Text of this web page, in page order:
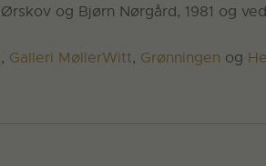
og Bjørn Nørgård, 1981 og
, Galleri MøllerWitt, Grønningen og